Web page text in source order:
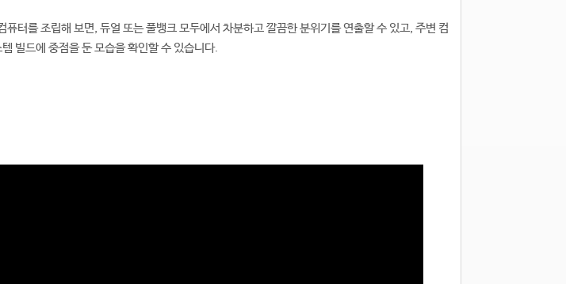
터를 조립해 보면, 듀얼 또는 풀뱅크 모두에서 차분하고 깔끔한 분위기를 연출할 수 있고, 주변 컴
빌드에 중점을 둔 모습을 확인할 수 있습니다.